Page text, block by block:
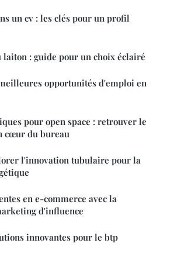
un cv : les clés pour un profil
laiton : guide pour un choix éclairé
opportunités d'emploi en
pour open space : retrouver le
cœur du bureau
l'innovation tubulaire pour la
en e-commerce avec la
d'influence
innovantes pour le btp